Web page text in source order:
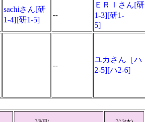
sachiさん[研
1-4][研1-5]
--
ＥＲＩさん[研
1-3][研1-
5]
--
ユカさん［ハ
2-5][ハ2-6]